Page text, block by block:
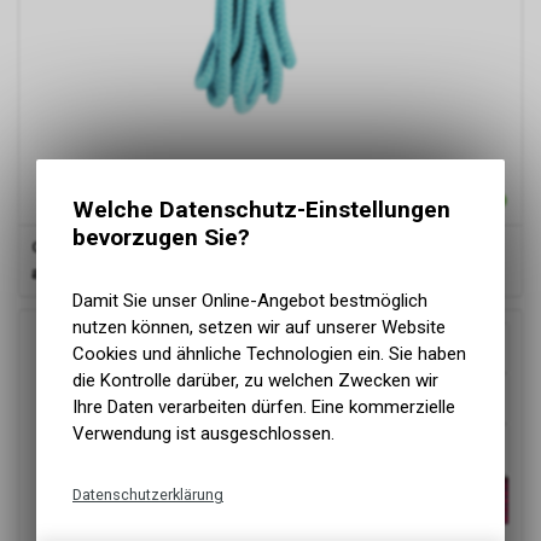
Camon Seil-Schleppleine
ab
Welche Datenschutz-Einstellungen
bevorzugen Sie?
Damit Sie unser Online-Angebot bestmöglich
nutzen können, setzen wir auf unserer Website
Cookies und ähnliche Technologien ein. Sie haben
die Kontrolle darüber, zu welchen Zwecken wir
Ihre Daten verarbeiten dürfen. Eine kommerzielle
Verwendung ist ausgeschlossen.
Datenschutzerklärung